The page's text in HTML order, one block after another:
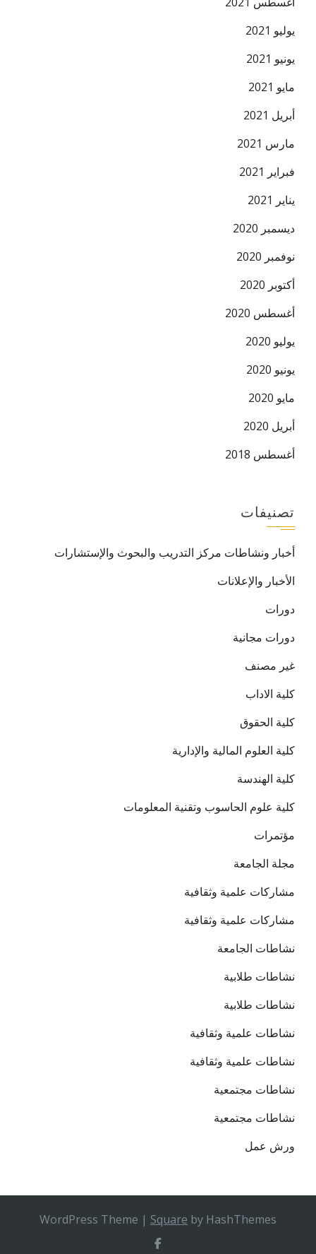
يوليو 2021
يونيو 2021
مايو 2021
أبريل 2021
مارس 2021
فبراير 2021
يناير 2021
ديسمبر 2020
نوفمبر 2020
أكتوبر 2020
أغسطس 2020
يوليو 2020
يونيو 2020
مايو 2020
أبريل 2020
أغسطس 2018
تصنيفات
أخبار ونشاطات مركز التدريب والبحوث والإستشارات
الأخبار والإعلانات
دورات
دورات مجانية
غير مصنف
كلية الاداب
كلية الحقوق
كلية العلوم المالية والإدارية
كلية الهندسة
كلية علوم الحاسوب وتقنية المعلومات
مؤتمرات
مجلة الجامعة
مشاركات علمية وثقافية
مشاركات علمية وثقافية
نشاطات الجامعة
نشاطات طلابية
نشاطات طلابية
نشاطات علمية وثقافية
نشاطات علمية وثقافية
نشاطات مجتمعية
نشاطات مجتمعية
ورش عمل
WordPress Theme | Square by HashThemes